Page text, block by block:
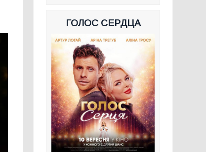
ГОЛОС СЕРДЦА